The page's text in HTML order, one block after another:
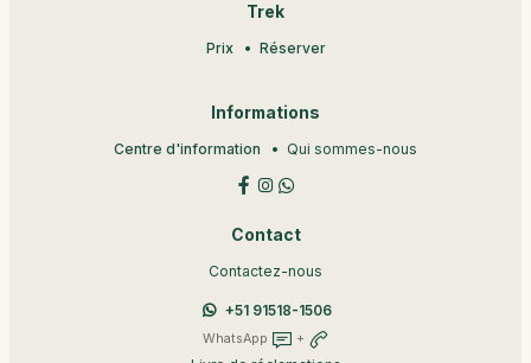
Trek
Prix Réserver
Informations
Centre d'information Qui sommes-nous
Contact
Contactez-nous
+51 91518-1506
WhatsApp +